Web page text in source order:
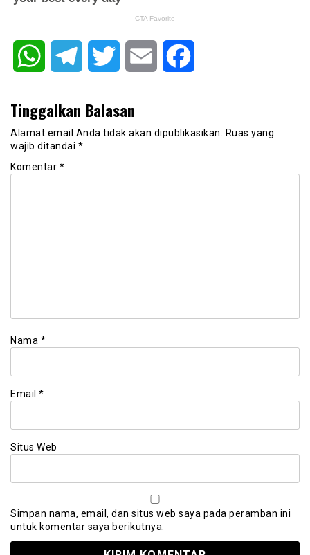
WhatsAppTelegram Twitter Email
Tinggalkan Balasan
Alamat email Anda tidak akan dipublikasikan.
Ruas yang
wajib ditandai *
Komentar *
Nama *
Email *
Situs Web
Simpan nama, email, dan situs web saya pada peramban ini
untuk komentar saya berikutnya.